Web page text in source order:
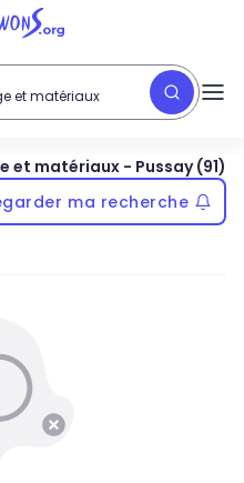
et matériaux
et matériaux- Pussay (91)
ma recherche